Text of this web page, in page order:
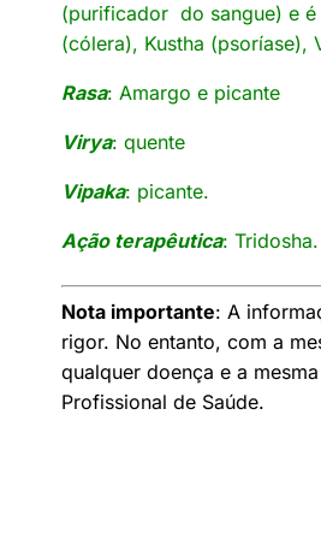
(purificador do sangue) e
(cólera), Kustha (psoríase),
Rasa: Amargo e picante
Virya: quente
Vipaka: picante.
Ação terapêutica: Tridosha.
Nota importante: A
rigor. No entanto, com a
qualquer doença e a
Profissional de Saúde.